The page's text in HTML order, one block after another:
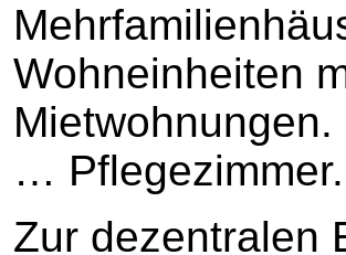
Wohneinheiten
… Pflegezimmer.
Zur dezentralen